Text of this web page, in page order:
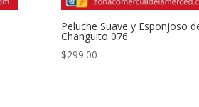
Peluche Suave y Esponjoso
Changuito 076
$299.00